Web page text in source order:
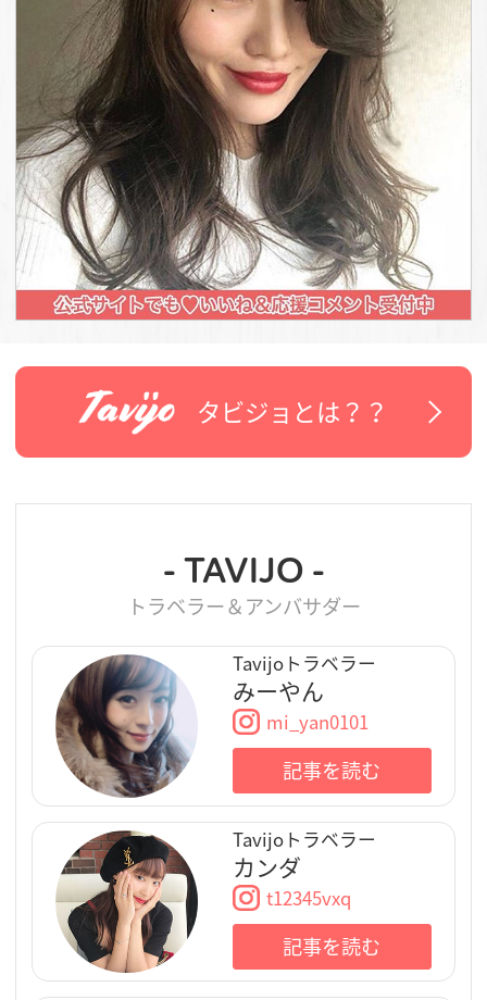
タビジョとは？？
- TAVIJO -
トラベラー＆アンバサダー
Tavijoトラベラー
みーやん
mi_yan0101
記事を読む
Tavijoトラベラー
カンダ
t12345vxq
記事を読む